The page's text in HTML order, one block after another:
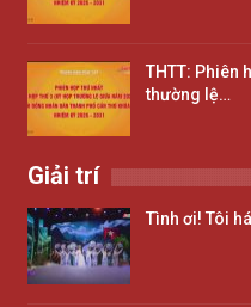
THTT: Phiên
thường lệ…
Giải trí
Tình ơi! Tôi